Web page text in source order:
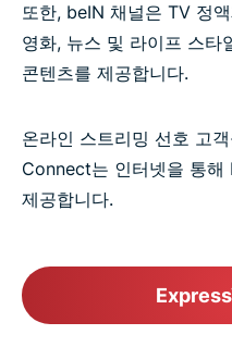
또한, beIN 채널은 TV 정
영화, 뉴스 및 라이프 스타
콘텐츠를 제공합니다.
온라인 스트리밍 선호 고
Connect는 인터넷을 통해
제공합니다.